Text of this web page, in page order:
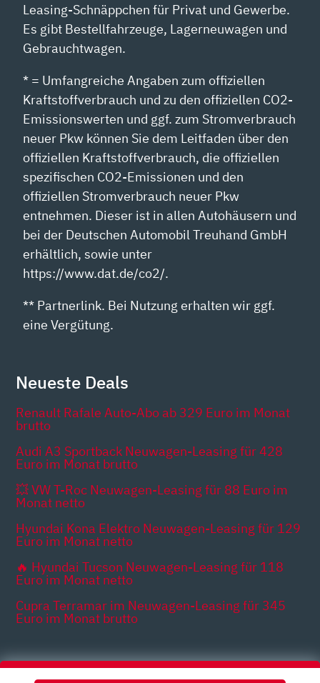
Leasing-Schnäppchen für Privat und Gewerbe.
Es gibt Bestellfahrzeuge, Lagerneuwagen und
Gebrauchtwagen.
* = Umfangreiche Angaben zum offiziellen
Kraftstoffverbrauch und zu den offiziellen CO2-
Emissionswerten und ggf. zum Stromverbrauch
neuer Pkw können Sie dem Leitfaden über den
offiziellen Kraftstoffverbrauch, die offiziellen
spezifischen CO2-Emissionen und den
offiziellen Stromverbrauch neuer Pkw
entnehmen. Dieser ist in allen Autohäusern und
bei der Deutschen Automobil Treuhand GmbH
erhältlich, sowie unter
https://www.dat.de/co2/.
** Partnerlink. Bei Nutzung erhalten wir ggf.
eine Vergütung.
Neueste Deals
Renault Rafale Auto-Abo ab 329 Euro im Monat
brutto
Audi A3 Sportback Neuwagen-Leasing für 428
Euro im Monat brutto
💥 VW T-Roc Neuwagen-Leasing für 88 Euro im
Monat netto
Hyundai Kona Elektro Neuwagen-Leasing für 129
Euro im Monat netto
🔥 Hyundai Tucson Neuwagen-Leasing für 118
Euro im Monat netto
Cupra Terramar im Neuwagen-Leasing für 345
Euro im Monat brutto